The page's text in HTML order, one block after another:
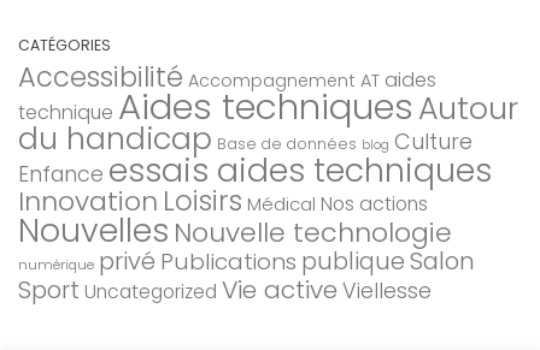
CATÉGORIES
Accessibilité Accompagnement AT aides
technique Aides techniquesAutour
du handicap Base de données blog Culture
Enfance essais aides techniques
Innovation Loisirs Médical Nos actions
Nouvelles Nouvelle technologie
numérique privé Publications publiqueSalon
Sport Uncategorized Vie active Viellesse